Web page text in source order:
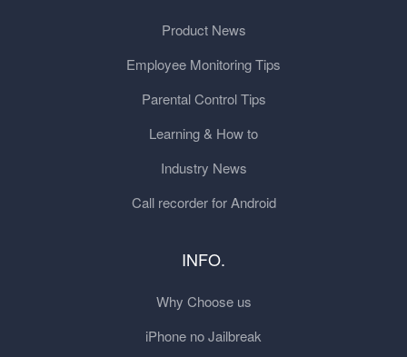
Product News
Employee Monitoring Tips
Parental Control Tips
Learning & How to
Industry News
Call recorder for Android
INFO.
Why Choose us
iPhone no Jailbreak